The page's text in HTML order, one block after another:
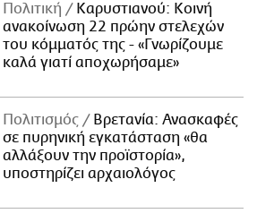
Πολιτική
Καρυστιανού: Κοινή
ανακοίνωση 22 πρώην στελεχών
του κόμματός της - «Γνωρίζουμε
καλά γιατί αποχωρήσαμε»
Πολιτισμός
Βρετανία: Ανασκαφές
σε πυρηνική εγκατάσταση «θα
αλλάξουν την προϊστορία»,
υποστηρίζει αρχαιολόγος